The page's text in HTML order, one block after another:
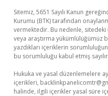
Sitemiz, 5651 Sayılı Kanun
Kurumu (BTK) tarafından
vermektedir. Bu nedenle,
veya araştırma yükümlülüğümüz
yazdıkları içeriklerin
bu sorumluluğu kabul etmiş
Hukuka ve yasal düzenlemelere
içerikleri,
halinde, ilgili içerikler yasal süre